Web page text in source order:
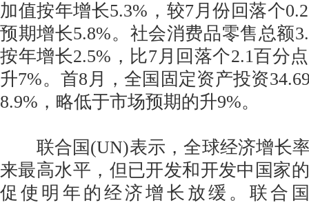
加值按年增长5.3%，较7月份回落个
预期增长5.8%。社会消费品零售总额
按年增长2.5%，比7月回落个2.1百分
升7%。首8月，全国固定资产投资
8.9%，略低于市场预期的升9%。
联合国(UN)表示，全球经济增长率
来最高水平，但已开发和开发中国家
促使明年的经济增长放缓。联合